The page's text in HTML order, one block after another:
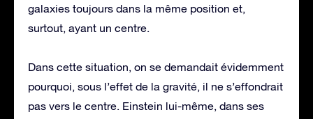
galaxies toujours dans la même position et,
surtout, ayant un centre.
Dans cette situation, on se demandait évidemment
pourquoi, sous l’effet de la gravité, il ne s’effondrait
pas vers le centre. Einstein lui-même, dans ses